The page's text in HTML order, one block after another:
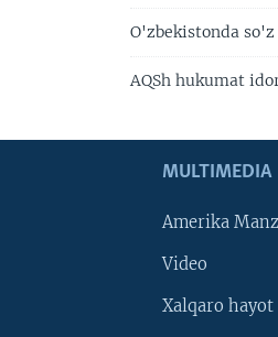
O'zbekistonda
AQSh hukumat
MULTIMEDIA
Amerika
Video
Xalqaro hayot